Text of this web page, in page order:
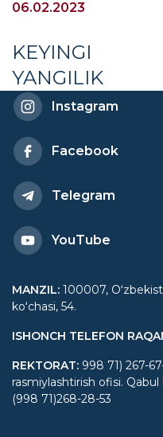
imzolandi
06.02.2023
KEYINGI
YANGILIK
Instagram
Facebook
Telegram
YouTube
MANZIL: 100007,
koʻchasi, 54.
ISHONCH TELEFON
REKTORAT: 998 71) 267-
rasmiylashtirish ofisi.
(998 71)268-28-53